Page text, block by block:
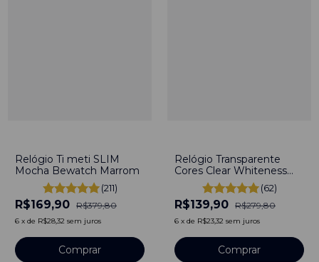
Relógio Ti meti SLIM
Mocha Bewatch Marrom
(211)
R$169,90 R$379,80
6 x de R$28,32 sem juros
Relógio Transparente
Cores Clear Whiteness
Prata Bewatch
(62)
R$139,90 R$279,80
6 x de R$23,32 sem juros